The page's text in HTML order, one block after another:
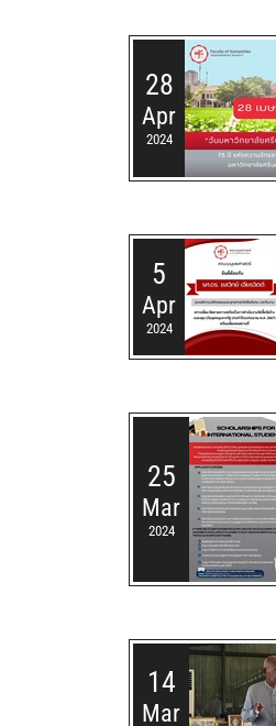
28
Apr
2024
5
Apr
2024
25
Mar
2024
14
Mar